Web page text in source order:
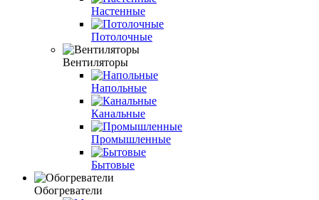
Настенные
Потолочные
Вентиляторы
Напольные
Канальные
Промышленные
Бытовые
Обогреватели